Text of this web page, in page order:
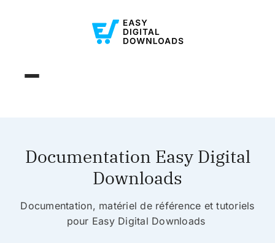
Documentation Easy Digital
Downloads
Documentation, matériel de référence et tutoriels
pour Easy Digital Downloads